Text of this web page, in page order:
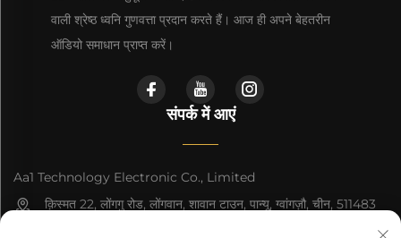
वाली श्रेष्ठ ध्वनि गुणवत्ता प्रदान करते हैं। आज ही अपने बेहतरीन
ऑडियो समाधान प्राप्त करें।
संपर्क में आएं
Aa1 Technology Electronic Co., Limited
क़िस्मत 22, लोंगगु रोड, लोंगवान, शावान टाउन, पान्यू, ग्वांगज़ौ, चीन, 511483